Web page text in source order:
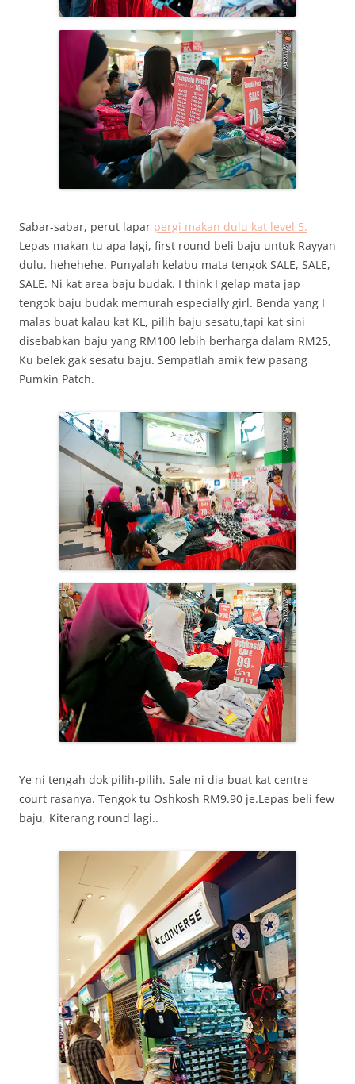
Sabar-sabar, perut lapar pergi makan dulu kat level 5.
Lepas makan tu apa lagi, first round beli baju untuk Rayyan
dulu. hehehehe. Punyalah kelabu mata tengok SALE, SALE,
SALE. Ni kat area baju budak. I think I gelap mata jap
tengok baju budak memurah especially girl. Benda yang I
malas buat kalau kat KL, pilih baju sesatu,tapi kat sini
disebabkan baju yang RM100 lebih berharga dalam RM25,
Ku belek gak sesatu baju. Sempatlah amik few pasang
Pumkin Patch.
Ye ni tengah dok pilih-pilih. Sale ni dia buat kat centre
court rasanya. Tengok tu Oshkosh RM9.90 je.Lepas beli few
baju, Kiterang round lagi..